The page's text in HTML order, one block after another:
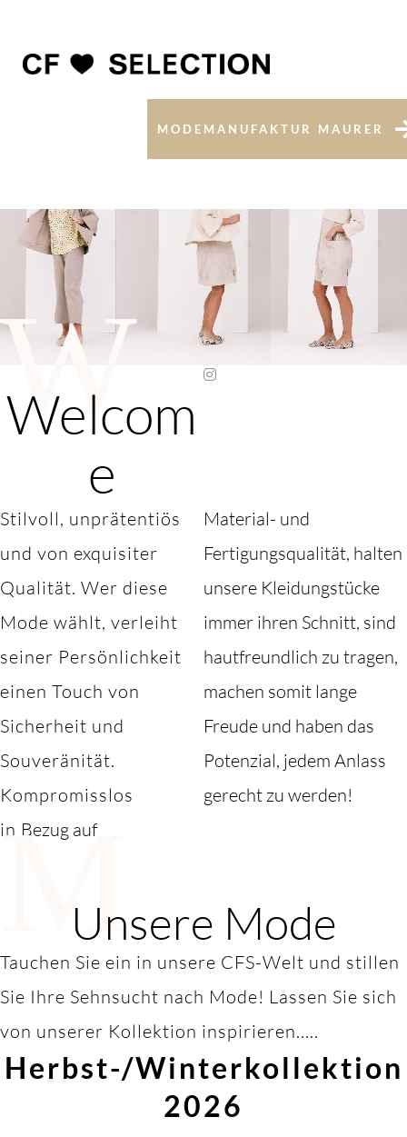
MODEMANUFAKTUR MAURER
W
Welcom
e
Stilvoll, unprätentiös
und von exquisiter
Qualität. Wer diese
Mode wählt, verleiht
seiner Persönlichkeit
einen Touch von
Sicherheit und
Souveränität.
Kompromisslos
in Bezug auf
Material- und
Fertigungsqualität, halten
unsere Kleidungstücke
immer ihren Schnitt, sind
hautfreundlich zu tragen,
machen somit lange
Freude und haben das
Potenzial, jedem Anlass
gerecht zu werden!
MUnsere Mode
Tauchen Sie ein in unsere CFS-Welt und stillen
Sie Ihre Sehnsucht nach Mode! Lassen Sie sich
von unserer Kollektion inspirieren.....
Herbst-/Winterkollektion
2026